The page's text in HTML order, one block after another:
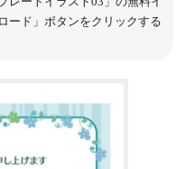
ード」ボタンをクリックする